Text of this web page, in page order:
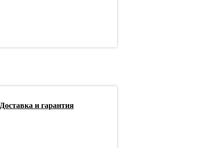
Доставка и гарантия